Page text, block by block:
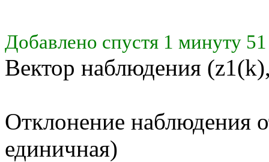
Добавлено спустя 1 минуту
Вектор наблюдения
Отклонение наблюдения
единичная)